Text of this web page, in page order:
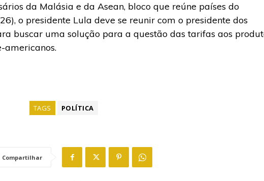
da Malásia e da Asean, bloco que reúne países do
o presidente Lula deve se reunir com o presidente dos
buscar uma solução para a questão das tarifas aos
americanos.
TAGS POLÍTICA
Compartilhar